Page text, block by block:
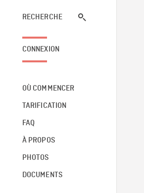
RECHERCHE
CONNEXION
OÙ COMMENCER
TARIFICATION
FAQ
À PROPOS
PHOTOS
DOCUMENTS